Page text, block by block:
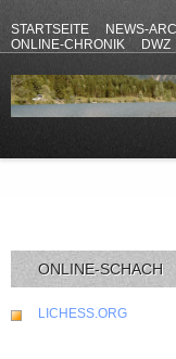
STARTSEITE NEWS-
ONLINE-CHRONIK
DWZ
ONLINE-SCHACH
LICHESS.ORG